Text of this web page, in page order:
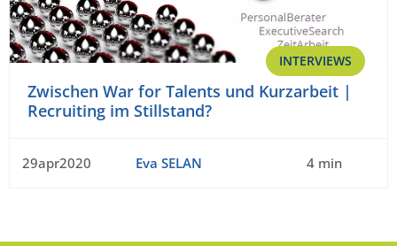
INTERVIEWS
Zwischen War for Talents und Kurzarbeit |
Recruiting im Stillstand?
29apr2020 Eva SELAN 4 min